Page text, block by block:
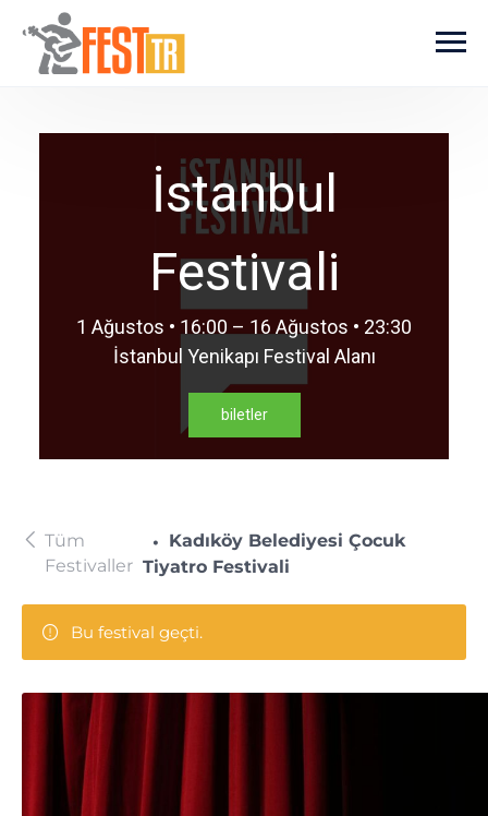
Ana içeriğe atla
İstanbul
Festivali
1 Ağustos • 16:00 – 16 Ağustos • 23:30
İstanbul Yenikapı Festival Alanı
biletler
Tüm
Festivaller
Kadıköy Belediyesi Çocuk
Tiyatro Festivali
Bu festival geçti.